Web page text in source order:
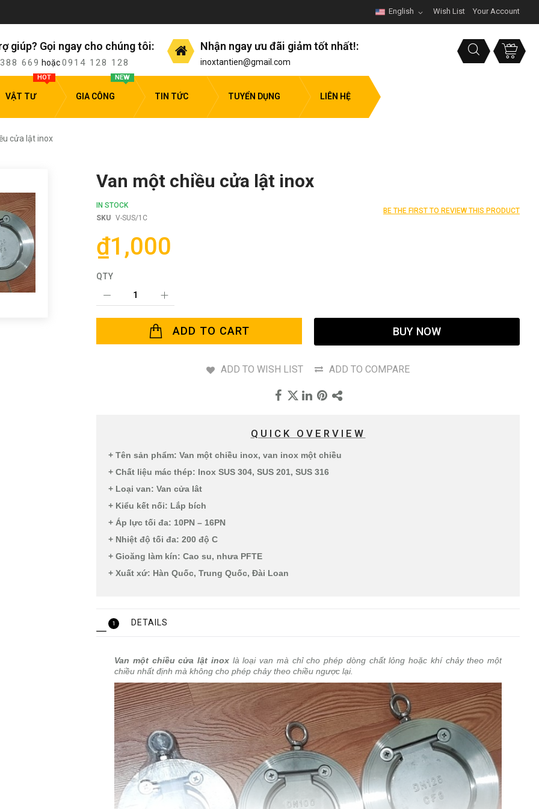
Wish List Your Account
English
giúp? Gọi ngay cho chúng tôi:
669 hoặc0914 128 128
Nhận ngay ưu đãi giảm tốt nhất!:
inoxtantien@gmail.com
VẬT TƯ
HOT
GIA CÔNG
NEW
TIN TỨC TUYỂN DỤNG LIÊN HỆ
cửa lật inox
Van một chiều cửa lật inox
IN STOCK
SKU V-SUS/1C
BE THE FIRST TO REVIEW THIS PRODUCT
₫1,000
QTY
ADD TO CART BUY NOW
ADD TO WISH LIST ADD TO COMPARE
QUICK OVERVIEW
+ Tên sản phẩm: Van một chiều inox, van inox một chiều
+ Chất liệu mác thép: Inox SUS 304, SUS 201, SUS 316
+ Loại van: Van cửa lât
+ Kiểu kết nối: Lắp bích
+ Áp lực tối đa: 10PN – 16PN
+ Nhiệt độ tối đa: 200 độ C
+ Gioăng làm kín: Cao su, nhưa PFTE
+ Xuất xứ: Hàn Quốc, Trung Quốc, Đài Loan
1 DETAILS
Van một chiều cửa lật inoxlà loại van mà chỉ cho phép dòng chất lỏng hoặc khí chảy theo một
chiều nhất định mà không cho phép chảy theo chiều ngược lại.